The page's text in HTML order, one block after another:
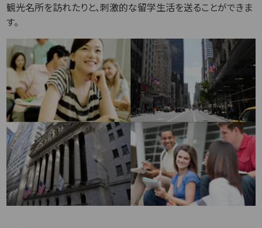
観光名所を訪れたりと、刺激的な留学生活を送ることができま
す。